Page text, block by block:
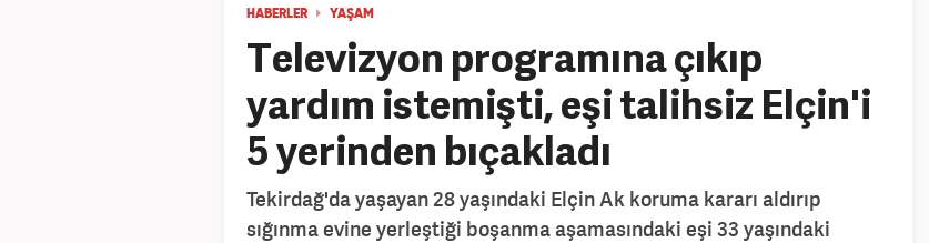
HABERLER YAŞAM
Televizyon programına çıkıp
yardım istemişti, eşi talihsiz Elçin'i
5 yerinden bıçakladı
Tekirdağ'da yaşayan 28 yaşındaki Elçin Ak koruma kararı aldırıp
sığınma evine yerleştiği boşanma aşamasındaki eşi 33 yaşındaki